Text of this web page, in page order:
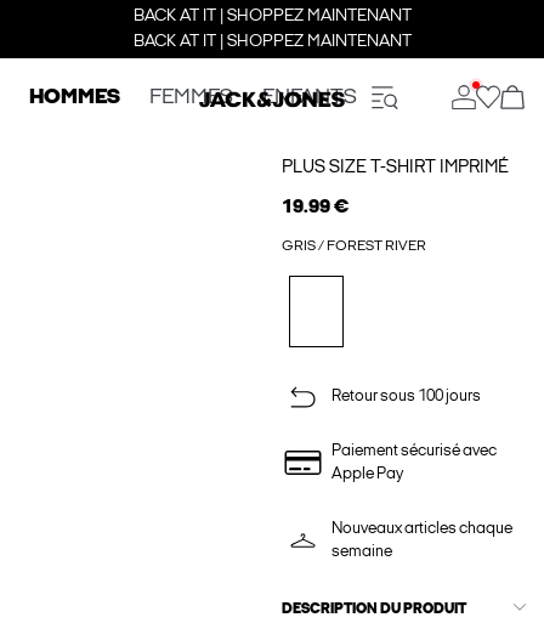
BACK AT IT | SHOPPEZ MAINTENANT
BACK AT IT | SHOPPEZ MAINTENANT
HOMMES FEMMES ENFANTS
PLUS SIZE T-SHIRT IMPRIMÉ
19.99 €
GRIS / FOREST RIVER
Retour sous 100 jours
Paiement sécurisé avec
Apple Pay
Nouveaux articles chaque
semaine
DESCRIPTION DU PRODUIT